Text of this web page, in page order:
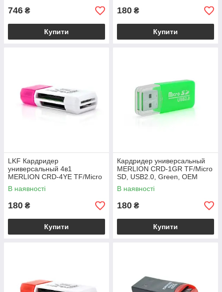
746 ₴
Купити
180 ₴
Купити
LKF Кардридер
универсальный 4в1
MERLION CRD-4YE TF/Micro
SD, USB2.0, Purple, OEM
Q1500
В наявності
180 ₴
Купити
Кардридер универсальный
MERLION CRD-1GR TF/Micro
SD, USB2.0, Green, OEM
Q1500
В наявності
180 ₴
Купити